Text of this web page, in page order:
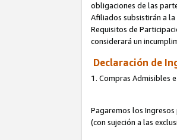
obligaciones de las
Afiliados subsistirán a
Requisitos de
considerará un
Declaración de
1. Compras Admisibles
Pagaremos los Ingresos
(con sujeción a las